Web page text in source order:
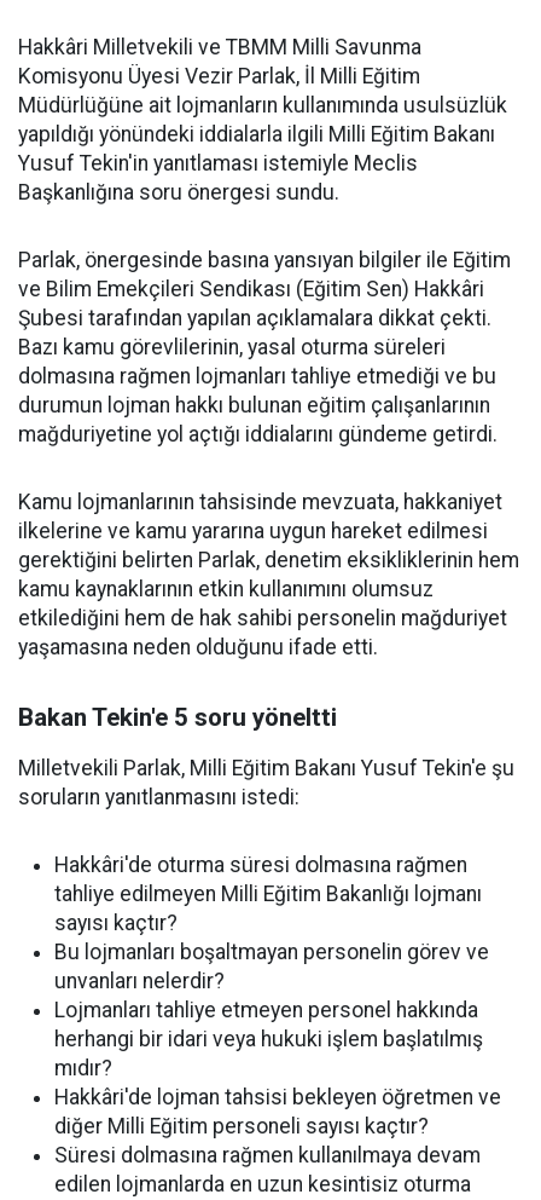
Hakkâri Milletvekili ve TBMM Milli Savunma
Komisyonu Üyesi Vezir Parlak, İl Milli Eğitim
Müdürlüğüne ait lojmanların kullanımında usulsüzlük
yapıldığı yönündeki iddialarla ilgili Milli Eğitim Bakanı
Yusuf Tekin'in yanıtlaması istemiyle Meclis
Başkanlığına soru önergesi sundu.
Parlak, önergesinde basına yansıyan bilgiler ile Eğitim
ve Bilim Emekçileri Sendikası (Eğitim Sen) Hakkâri
Şubesi tarafından yapılan açıklamalara dikkat çekti.
Bazı kamu görevlilerinin, yasal oturma süreleri
dolmasına rağmen lojmanları tahliye etmediği ve bu
durumun lojman hakkı bulunan eğitim çalışanlarının
mağduriyetine yol açtığı iddialarını gündeme getirdi.
Kamu lojmanlarının tahsisinde mevzuata, hakkaniyet
ilkelerine ve kamu yararına uygun hareket edilmesi
gerektiğini belirten Parlak, denetim eksikliklerinin hem
kamu kaynaklarının etkin kullanımını olumsuz
etkilediğini hem de hak sahibi personelin mağduriyet
yaşamasına neden olduğunu ifade etti.
Bakan Tekin'e 5 soru yöneltti
Milletvekili Parlak, Milli Eğitim Bakanı Yusuf Tekin'e şu
soruların yanıtlanmasını istedi:
Hakkâri'de oturma süresi dolmasına rağmen
tahliye edilmeyen Milli Eğitim Bakanlığı lojmanı
sayısı kaçtır?
Bu lojmanları boşaltmayan personelin görev ve
unvanları nelerdir?
Lojmanları tahliye etmeyen personel hakkında
herhangi bir idari veya hukuki işlem başlatılmış
mıdır?
Hakkâri'de lojman tahsisi bekleyen öğretmen ve
diğer Milli Eğitim personeli sayısı kaçtır?
Süresi dolmasına rağmen kullanılmaya devam
edilen lojmanlarda en uzun kesintisiz oturma